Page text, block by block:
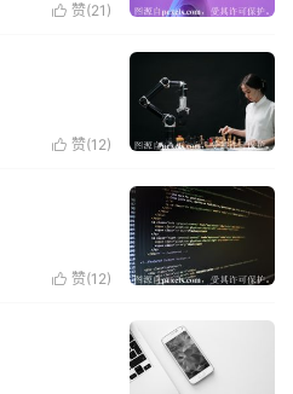
 赞(21 )
 赞(12)
 赞(12)